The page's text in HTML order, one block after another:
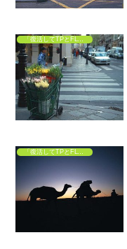
「復活してTPとFLYやめたらSLまたハマたw」